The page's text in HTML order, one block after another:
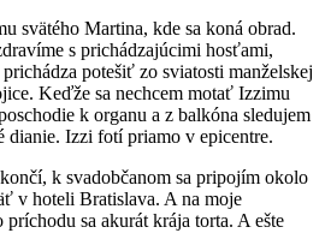
svätého Martina, kde sa koná obrad.
s prichádzajúcimi hosťami,
potešiť zo sviatosti manželskej
Keďže sa nechcem motať Izzimu
k organu a z balkóna sledujem
dianie. Izzi fotí priamo v epicentre.
k svadobčanom sa pripojím okolo
v hoteli Bratislava. A na moje
sa akurát krája torta. A ešte